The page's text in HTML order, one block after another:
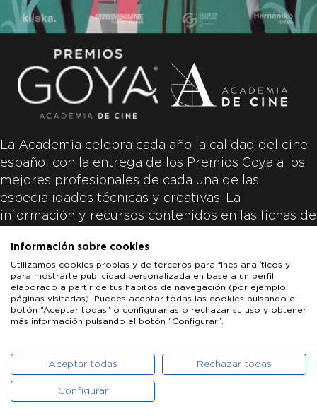
La Academia celebra cada año la calidad del cine
español con la entrega de los Premios Goya a los
mejores profesionales de cada una de las
especialidades técnicas y creativas. La
información y recursos contenidos en las fichas de
productoras de las películas y responsabilidad
única y exclusiva de las mismas.
ACADEMIA DE CINE
PATROCINADORES PRENSA CONTACTO
POLÍTICA DE COOKIES
Información sobre cookies
Utilizamos cookies propias y de terceros para fines analíticos y
para mostrarte publicidad personalizada en base a un perfil
elaborado a partir de tus hábitos de navegación (por ejemplo,
páginas visitadas). Puedes aceptar todas las cookies pulsando el
botón “Aceptar todas” o configurarlas o rechazar su uso y obtener
más información pulsando el botón “Configurar”.
Aceptar todas Rechazar todas
Configurar